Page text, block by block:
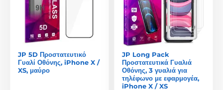
JP 5D Προστατευτικό
Γυαλί Οθόνης, iPhone X /
XS, μαύρο
JP Long Pack
Προστατευτικά Γυαλιά
Οθόνης, 3 γυαλιά για
τηλέφωνο με εφαρμογέα,
iPhone X / XS